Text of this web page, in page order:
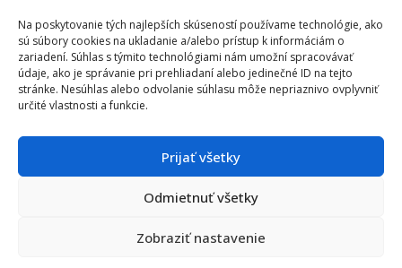
Na poskytovanie tých najlepších skúseností používame technológie, ako
sú súbory cookies na ukladanie a/alebo prístup k informáciám o
zariadení. Súhlas s týmito technológiami nám umožní spracovávať
údaje, ako je správanie pri prehliadaní alebo jedinečné ID na tejto
stránke. Nesúhlas alebo odvolanie súhlasu môže nepriaznivo ovplyvniť
určité vlastnosti a funkcie.
Prijať všetky
Odmietnuť všetky
Zobraziť nastavenie
831 04 Bratislava
IČO: 50922688
DIČ: 2120539388
IČ DPH: SK2120539388
Po – Pia: 8:00 – 16:30